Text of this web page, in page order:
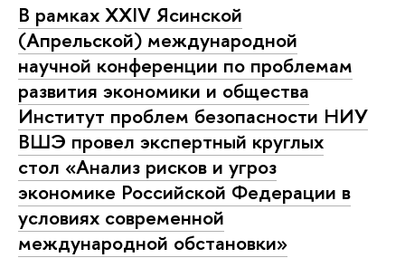
В рамках XXIV Ясинской
(Апрельской) международной
научной конференции по проблемам
развития экономики и общества
Институт проблем безопасности НИУ
ВШЭ провел экспертный круглых
стол «Анализ рисков и угроз
экономике Российской Федерации в
условиях современной
международной обстановки»